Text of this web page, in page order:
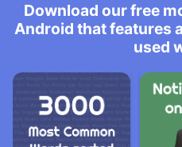
Download our free
Android that features
used